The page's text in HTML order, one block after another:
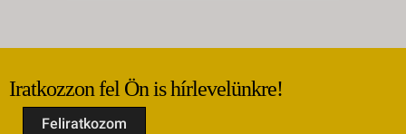
Iratkozzon fel Ön is hírlevelünkre!
Feliratkozom